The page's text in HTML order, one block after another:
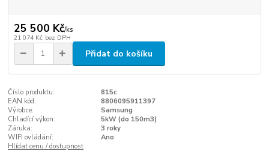
25 500 Kč/ks
21 074 Kč bez DPH
Přidat do košíku
Číslo produktu:
815c
EAN kód:
8806095911397
Výrobce:
Samsung
Chladící výkon:
5kW (do 150m3)
Záruka:
3 roky
WIFI ovládání:
Ano
Hlídat cenu / dostupnost